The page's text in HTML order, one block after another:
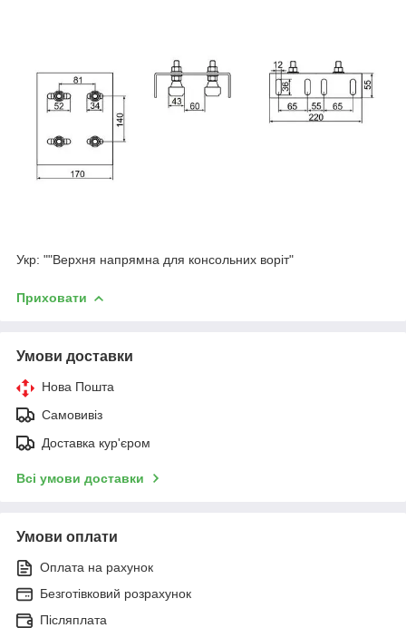
Укр: ""Верхня напрямна для консольних воріт"
Приховати
Умови доставки
Нова Пошта
Самовивіз
Доставка кур'єром
Всі умови доставки
Умови оплати
Оплата на рахунок
Безготівковий розрахунок
Післяплата